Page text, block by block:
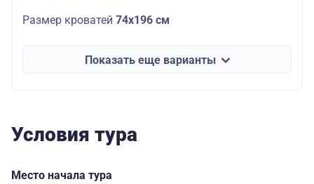
Размер кроватей 74х196 см
Показать еще варианты
Условия тура
Место начала тура